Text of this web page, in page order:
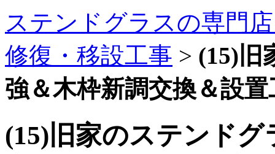
ステンドグラスの専門
修復・移設工事 > (15)旧
強＆木枠新調交換＆設
(15)旧家のステンド